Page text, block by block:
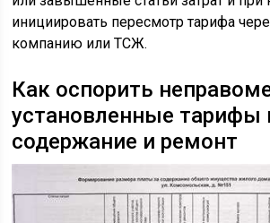
инициировать пересмотр тарифа
компанию или ТСЖ.
Как оспорить
установленные тарифы
содержание и ремонт